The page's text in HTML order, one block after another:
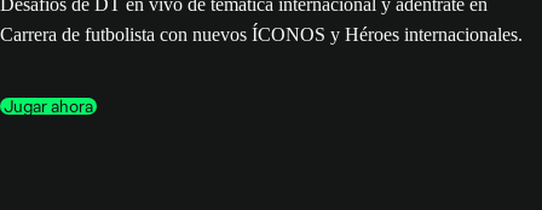
Carrera de futbolista con nuevos ÍCONOS y Héroes internacionales.
Jugar ahora